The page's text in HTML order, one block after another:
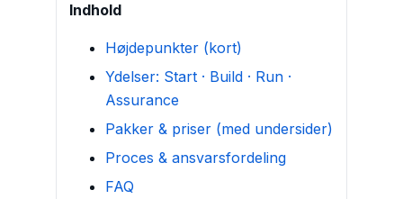
Indhold
Højdepunkter (kort)
Ydelser: Start · Build · Run ·
Assurance
Pakker & priser (med undersider)
Proces & ansvarsfordeling
FAQ